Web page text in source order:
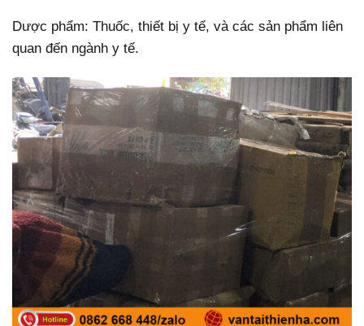
Dược phẩm: Thuốc, thiết bị y tế, và các sản phẩm liên
quan đến ngành y tế.